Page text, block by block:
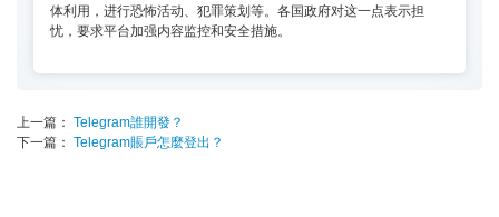
体利用，进行恐怖活动、犯罪策划等。各国政府对这一点表示担
忧，要求平台加强内容监控和安全措施。
上一篇： Telegram誰開發？
下一篇： Telegram賬戶怎麼登出？